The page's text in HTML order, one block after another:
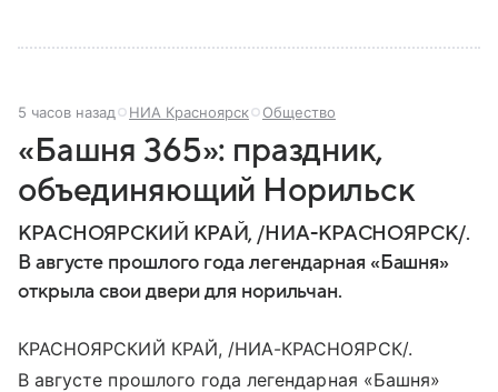
5 часов назад НИА Красноярск Общество
«Башня 365»: праздник,
объединяющий Норильск
КРАСНОЯРСКИЙ КРАЙ, /НИА-КРАСНОЯРСК/.
В августе прошлого года легендарная «Башня»
открыла свои двери для норильчан.
КРАСНОЯРСКИЙ КРАЙ, /НИА-КРАСНОЯРСК/.
В августе прошлого года легендарная «Башня»